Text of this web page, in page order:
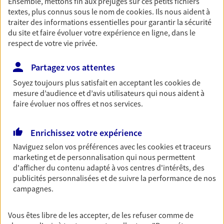
Découvrir les offres Épargne
Retraite
Préparez sereinement ce nouveau chapitre de
votre vie avec les conseils d'un expert. Découvrez
notre solution PER (Plan Epargne Retraite)
spécialement conçue pour la retraite.
Prévoyance
Pour un avenir serein, assurez-vous avec notre
contrat prévoyance. Préservez vos proches en cas
d'accident ou de maladie en optant pour les
garanties incapacité temporaire totale de travail,
Découvrir l'offre Prévoyance
textes, plus connus sous le nom decookies. Ils nous aident à
traiter des informations essentielles pour garantir la sécurité
du site et faire évoluer votre expérience en ligne, dans le
respect de votre vie privée.
Partagez vos attentes
Soyez toujours plus satisfait en acceptant lescookiesde
mesure d’audience et d’avis utilisateurs qui nous aident à
faire évoluer nos offres et nos services.
Enrichissez votre expérience
Naviguez selon vos préférences avec lescookies et traceurs
marketing et de personnalisation qui nous permettent
d'afficher du contenu adapté à vos centres d'intérêts, des
publicités personnalisées et de suivre la performance de nos
campagnes.
Vous êtes libre de les accepter, de les refuser comme de